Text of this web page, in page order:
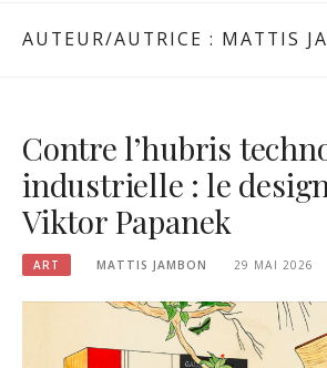
AUTEUR/AUTRICE : MATTIS
Contre l’hubris
industrielle : le
Viktor Papanek
ART MATTIS JAMBON 29 MAI 2026